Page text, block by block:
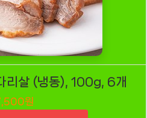
리살 (냉동), 100g, 6개
원